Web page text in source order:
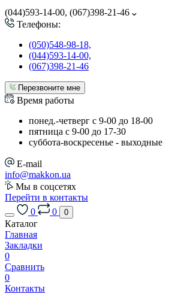
(044)593-14-00, (067)398-21-46
Телефоны:
(050)548-98-18,
(044)593-14-00,
(067)398-21-46
Перезвоните мне
Время работы
понед.-четверг с 9-00 до 18-00
пятница с 9-00 до 17-30
cуббота-воскресенье - выходные
E-mail
info@makkon.ua
Мы в соцсетях
Перейти в контакты
0
0 0
Каталог
Главная
Закладки
0
Сравнить
0
Контакты